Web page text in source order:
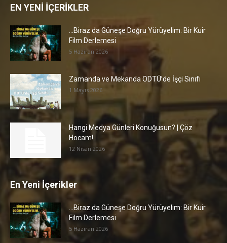
EN YENİ İÇERİKLER
…Biraz da Güneşe Doğru Yürüyelim: Bir Kuir
Film Derlemesi
5 Haziran 2026
Zamanda ve Mekanda ODTÜ’de İşçi Sınıfı
1 Mayıs 2026
Hangi Medya Günleri Konuğusun? | Çöz
Hocam!
12 Nisan 2026
En Yeni İçerikler
…Biraz da Güneşe Doğru Yürüyelim: Bir Kuir
Film Derlemesi
5 Haziran 2026